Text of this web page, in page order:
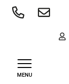
Aller
MENU